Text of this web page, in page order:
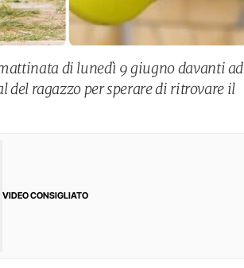
di lunedì 9 giugno davanti ad
del ragazzo per sperare di ritrovare il
VIDEO CONSIGLIATO